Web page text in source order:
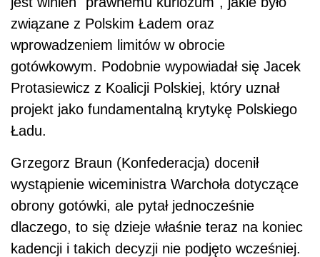
związane z Polskim Ładem oraz
wprowadzeniem limitów w obrocie
gotówkowym. Podobnie wypowiadał się Jacek
Protasiewicz z Koalicji Polskiej, który uznał
projekt jako fundamentalną krytykę Polskiego
Ładu.
Grzegorz Braun (Konfederacja) docenił
wystąpienie wiceministra Warchoła dotyczące
obrony gotówki, ale pytał jednocześnie
dlaczego, to się dzieje właśnie teraz na koniec
kadencji i takich decyzji nie podjęto wcześniej.